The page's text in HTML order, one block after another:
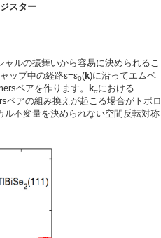
スター
ルの振舞いから容易に決められるこ
ップ中の経路ε=ε0(k)に沿ってエムベ
ペアを作ります。
kαにおける
ペアの組み換えが起こる場合がトポロ
ル不変量を決められない空間反転対称